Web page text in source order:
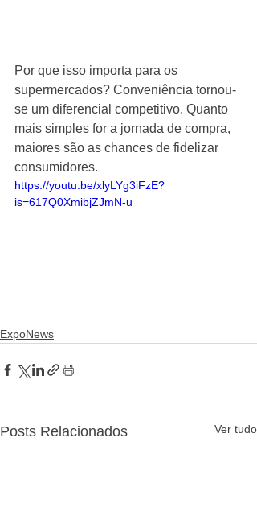
Por que isso importa para os
supermercados? Conveniência tornou-
se um diferencial competitivo. Quanto
mais simples for a jornada de compra,
maiores são as chances de fidelizar
consumidores.
https://youtu.be/xlyLYg3iFzE?
is=617Q0XmibjZJmN-u
ExpoNews
Posts Relacionados Ver tudo